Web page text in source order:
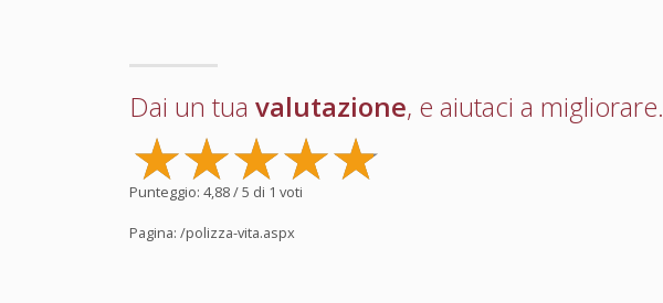
Dai un tua valutazione, e aiutaci a migliorare.
Punteggio: 4,88/ 5 di 1 voti
Pagina: /polizza-vita.aspx